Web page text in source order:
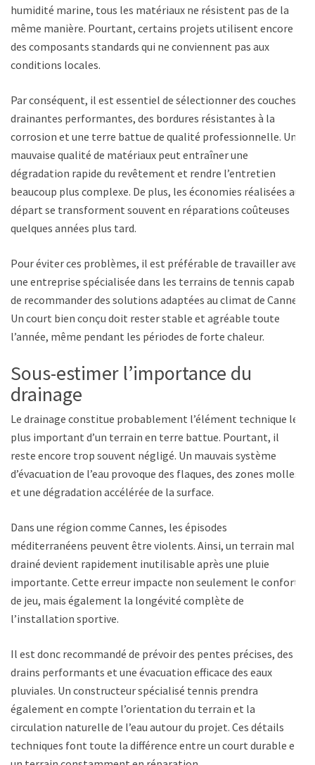
humidité marine, tous les matériaux ne résistent pas de la
même manière. Pourtant, certains projets utilisent encore
des composants standards qui ne conviennent pas aux
conditions locales.
Par conséquent, il est essentiel de sélectionner des couches
drainantes performantes, des bordures résistantes à la
corrosion et une terre battue de qualité professionnelle. Une
mauvaise qualité de matériaux peut entraîner une
dégradation rapide du revêtement et rendre l’entretien
beaucoup plus complexe. De plus, les économies réalisées au
départ se transforment souvent en réparations coûteuses
quelques années plus tard.
Pour éviter ces problèmes, il est préférable de travailler avec
une entreprise spécialisée dans les terrains de tennis capable
de recommander des solutions adaptées au climat de Cannes.
Un court bien conçu doit rester stable et agréable toute
l’année, même pendant les périodes de forte chaleur.
Sous-estimer l’importance du
drainage
Le drainage constitue probablement l’élément technique le
plus important d’un terrain en terre battue. Pourtant, il
reste encore trop souvent négligé. Un mauvais système
d’évacuation de l’eau provoque des flaques, des zones molles
et une dégradation accélérée de la surface.
Dans une région comme Cannes, les épisodes
méditerranéens peuvent être violents. Ainsi, un terrain mal
drainé devient rapidement inutilisable après une pluie
importante. Cette erreur impacte non seulement le confort
de jeu, mais également la longévité complète de
l’installation sportive.
Il est donc recommandé de prévoir des pentes précises, des
drains performants et une évacuation efficace des eaux
pluviales. Un constructeur spécialisé tennis prendra
également en compte l’orientation du terrain et la
circulation naturelle de l’eau autour du projet. Ces détails
techniques font toute la différence entre un court durable et